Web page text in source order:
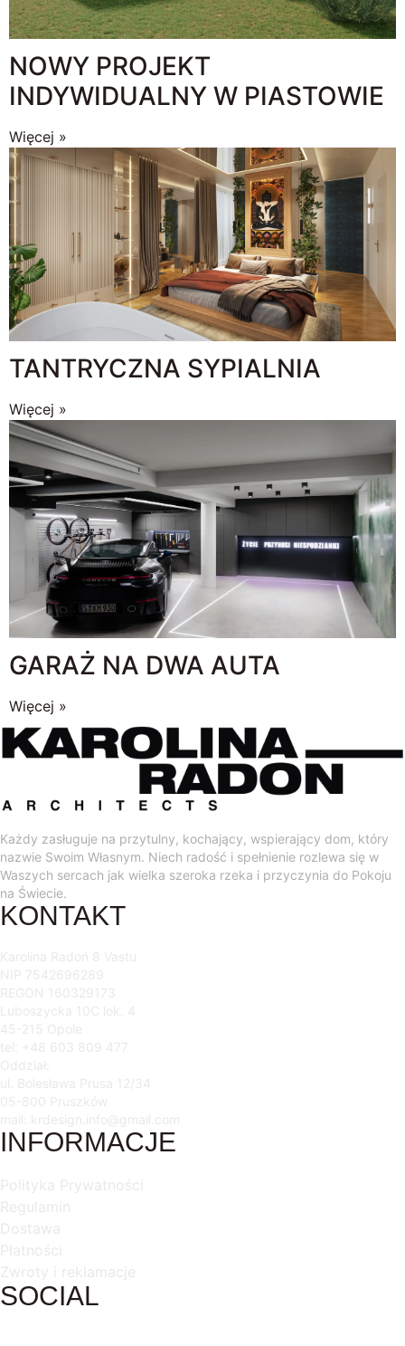
NOWY PROJEKT
INDYWIDUALNY W PIASTOWIE
Więcej »
TANTRYCZNA SYPIALNIA
Więcej »
GARAŻ NA DWA AUTA
Więcej »
Każdy zasługuje na przytulny, kochający, wspierający dom, który
nazwie Swoim Własnym. Niech radość i spełnienie rozlewa się w
Waszych sercach jak wielka szeroka rzeka i przyczynia do Pokoju
na Świecie.
KONTAKT
Karolina Radoń 8 Vastu
NIP 7542696289
REGON 160329173
Luboszycka 10C lok. 4
45-215 Opole
tel: +48 603 809 477
Oddział:
ul. Bolesława Prusa 12/34
05-800 Pruszków
mail: krdesign.info@gmail.com
INFORMACJE
Polityka Prywatności
Regulamin
Dostawa
Płatności
Zwroty i reklamacje
SOCIAL